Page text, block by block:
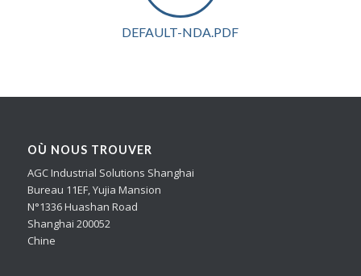
DEFAULT-NDA.PDF
OÙ NOUS TROUVER
AGC Industrial Solutions Shanghai
Bureau 11EF, Yujia Mansion
N°1336 Huashan Road
Shanghai 200052
Chine